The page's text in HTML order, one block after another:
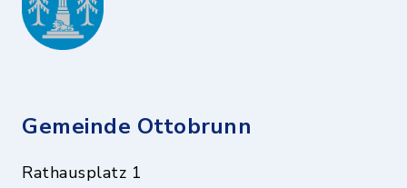
Gemeinde Ottobrunn
Rathausplatz 1